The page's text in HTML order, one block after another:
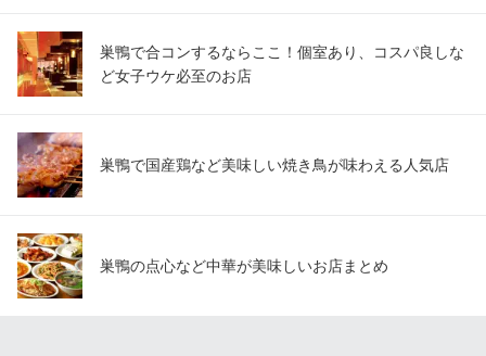
巣鴨で合コンするならここ！個室あり、コスパ良しな
ど女子ウケ必至のお店
巣鴨で国産鶏など美味しい焼き鳥が味わえる人気店
巣鴨の点心など中華が美味しいお店まとめ